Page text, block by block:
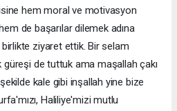
hem moral ve motivasyon
de başarılar dilemek adına
ziyaret ettik. Bir selam
de tuttuk ama maşallah çakı
şekilde kale gibi inşallah yine bize
Haliliye'mizi mutlu